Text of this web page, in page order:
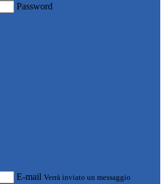
Password
E-mail Verrà inviato un messaggio